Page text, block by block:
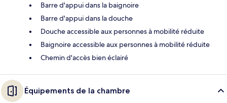
Barre d'appui dans la baignoire
Barre d'appui dans la douche
Douche accessible aux personnes à mobilité réduite
Baignoire accessible aux personnes à mobilité réduite
Chemin d'accès bien éclairé
Équipements de la chambre